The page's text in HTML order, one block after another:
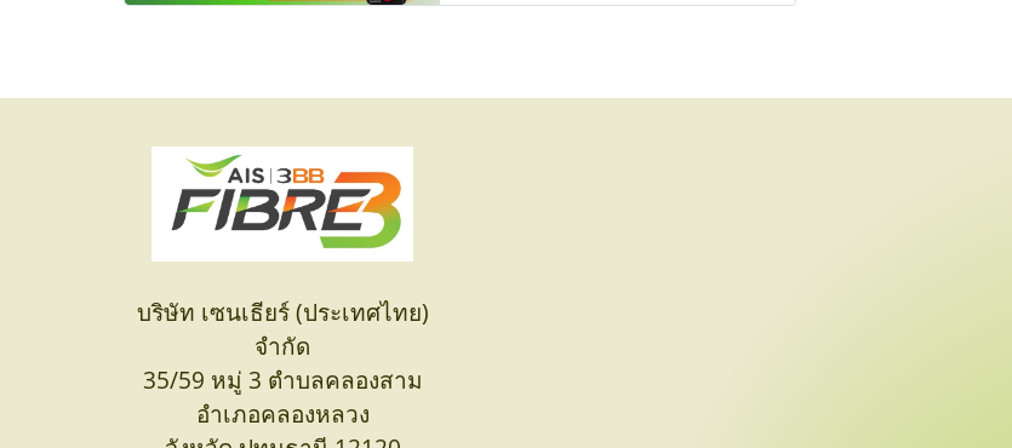
บริษัท เซนเธียร์ (ประเทศไทย)
จำกัด
35/59 หมู่ 3 ตำบลคลองสาม
อำเภอคลองหลวง